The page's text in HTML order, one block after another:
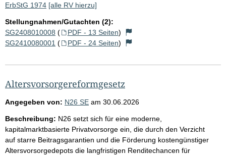
ErbStG 1974 [alle RV hierzu]
Stellungnahmen/Gutachten (2):
SG2408010008 ( PDF - 13 Seiten)
SG2410080001 ( PDF - 24 Seiten)
Altersvorsorgereformgesetz
Angegeben von: N26 SE am 30.06.2026
Beschreibung: N26 setzt sich für eine moderne,
kapitalmarktbasierte Privatvorsorge ein, die durch den Verzicht
auf starre Beitragsgarantien und die Förderung kostengünstiger
Altersvorsorgedepots die langfristigen Renditechancen für